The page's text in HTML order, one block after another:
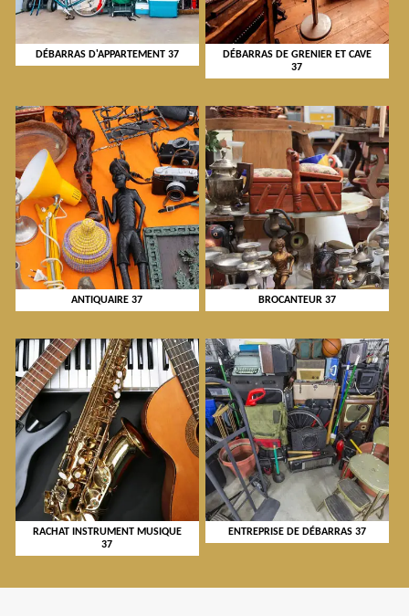
DÉBARRAS D'APPARTEMENT 37
DÉBARRAS DE GRENIER ET CAVE
37
ANTIQUAIRE 37 BROCANTEUR 37
RACHAT INSTRUMENT MUSIQUE
37
ENTREPRISE DE DÉBARRAS 37